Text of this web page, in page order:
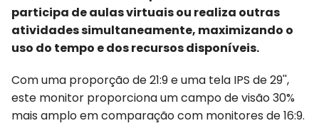
participa de aulas virtuais ou realiza outras
atividades simultaneamente, maximizando o
uso do tempo e dos recursos disponíveis.
Com uma proporção de 21:9 e uma tela IPS de 29'',
este monitor proporciona um campo de visão 30%
mais amplo em comparação com monitores de 16:9.